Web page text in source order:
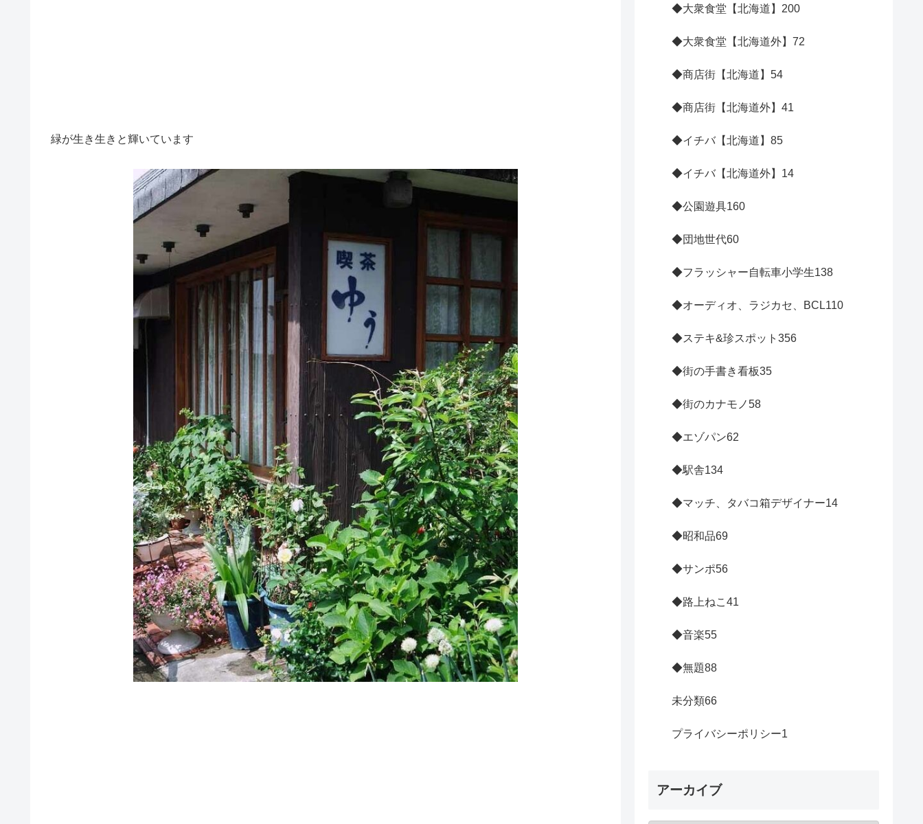
緑が生き生きと輝いています
◆大衆食堂【北海道】 200
◆大衆食堂【北海道外】 72
◆商店街【北海道】 54
◆商店街【北海道外】 41
◆イチバ【北海道】 85
◆イチバ【北海道外】 14
◆公園遊具160
◆団地世代60
◆フラッシャー自転車小学生138
◆オーディオ、ラジカセ、BCL110
◆ステキ&珍スポット 356
◆街の手書き看板35
◆街のカナモノ58
◆エゾパン62
◆駅舎134
◆マッチ、タバコ箱デザイナー14
◆昭和品69
◆サンポ56
◆路上ねこ 41
◆音楽55
◆無題88
未分類66
プライバシーポリシー1
アーカイブ